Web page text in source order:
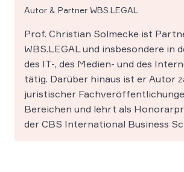
Autor & Partner WBS.LEGAL
Prof. Christian Solmecke ist
WBS.LEGAL und insbesondere in
des IT-, des Medien- und des
tätig. Darüber hinaus ist er Autor
juristischer
Bereichen und lehrt als
der CBS International Business